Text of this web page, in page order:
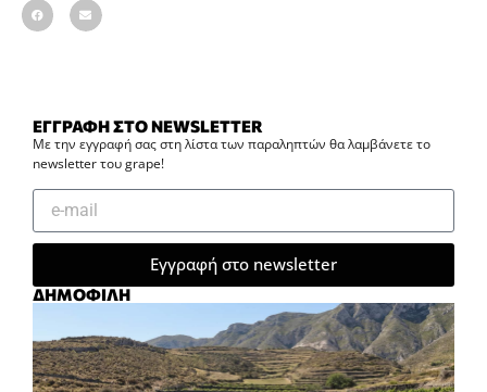
ΕΓΓΡΑΦΗ ΣΤΟ NEWSLETTER
Με την εγγραφή σας στη λίστα των παραληπτών θα λαμβάνετε το
newsletter του grape!
Εγγραφή στο newsletter
ΔΗΜΟΦΙΛΗ